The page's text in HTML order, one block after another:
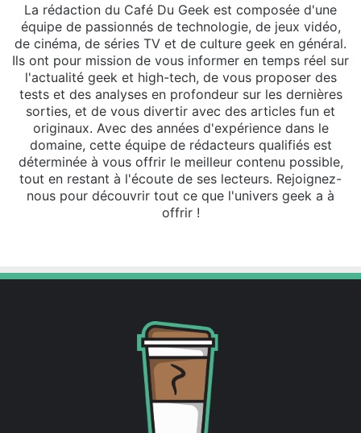
La rédaction du Café Du Geek est composée d'une
équipe de passionnés de technologie, de jeux vidéo,
de cinéma, de séries TV et de culture geek en général.
Ils ont pour mission de vous informer en temps réel sur
l'actualité geek et high-tech, de vous proposer des
tests et des analyses en profondeur sur les dernières
sorties, et de vous divertir avec des articles fun et
originaux. Avec des années d'expérience dans le
domaine, cette équipe de rédacteurs qualifiés est
déterminée à vous offrir le meilleur contenu possible,
tout en restant à l'écoute de ses lecteurs. Rejoignez-
nous pour découvrir tout ce que l'univers geek a à
offrir !